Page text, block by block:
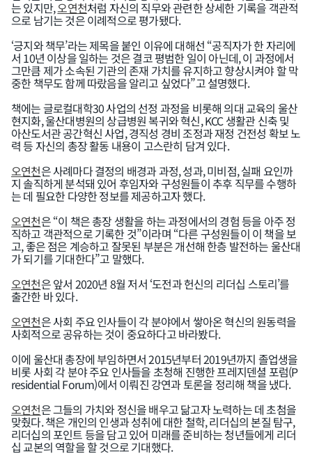
는 있지만,오연천처럼 자신의 직무와 관련한 상세한 기록을 객관적
으로 남기는 것은 이례적으로 평가됐다.
‘긍지와 책무’라는 제목을 붙인 이유에 대해선 “공직자가 한 자리에
서 10년 이상을 일하는 것은 결코 평범한 일이 아닌데, 이 과정에서
그만큼 제가 소속된 기관의 존재 가치를 유지하고 향상시켜야 할 막
중한 책무도 함께 따랐음을 알리고 싶었다”고 설명했다.
책에는 글로컬대학30 사업의 선정 과정을 비롯해 의대 교육의 울산
현지화, 울산대병원의 상급병원 복귀와 혁신, KCC 생활관 신축 및
아산도서관 공간혁신 사업, 경직성 경비 조정과 재정 건전성 확보 노
력 등 자신의 총장 활동 내용이 고스란히 담겨 있다.
오연천은 사례마다 결정의 배경과 과정, 성과, 미비점, 실패 요인까
지 솔직하게 분석돼 있어 후임자와 구성원들이 추후 직무를 수행하
는 데 필요한 다양한 정보를 제공하고자 했다.
오연천은 “이 책은 총장 생활을 하는 과정에서의 경험 등을 아주 정
직하고 객관적으로 기록한 것”이라며 “다른 구성원들이 이 책을 보
고, 좋은 점은 계승하고 잘못된 부분은 개선해 한층 발전하는 울산대
가 되기를 기대한다”고 말했다.
오연천은 앞서 2020년 8월 저서 ‘도전과 헌신의 리더십 스토리’를
출간한 바 있다.
오연천은 사회 주요 인사들이 각 분야에서 쌓아온 혁신의 원동력을
사회적으로 공유하는 것이 중요하다고 바라봤다.
이에 울산대 총장에 부임하면서 2015년부터 2019년까지 졸업생을
비롯 사회 각 분야 주요 인사들을 초청해 진행한 프레지덴셜 포럼(P
residential Forum)에서 이뤄진 강연과 토론을 정리해 책을 냈다.
오연천은 그들의 가치와 정신을 배우고 닮고자 노력하는 데 초첨을
맞췄다. 책은 개인의 인생과 성취에 대한 철학, 리더십의 본질 탐구,
리더십의 포인트 등을 담고 있어 미래를 준비하는 청년들에게 리더
십 교본의 역할을 할 것으로 기대했다.